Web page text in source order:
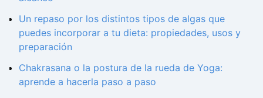
Un repaso por los distintos tipos de algas que
puedes incorporar a tu dieta: propiedades, usos y
preparación
Chakrasana o la postura de la rueda de Yoga:
aprende a hacerla paso a paso